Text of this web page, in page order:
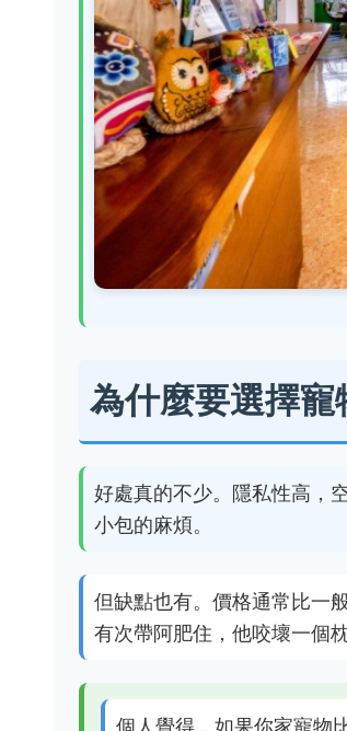
為什麼要選擇寵
好處真的不少。隱私性高，
小包的麻煩。
但缺點也有。價格通常比一
有次帶阿肥住，他咬壞一個
個人覺得，如果你家寵物